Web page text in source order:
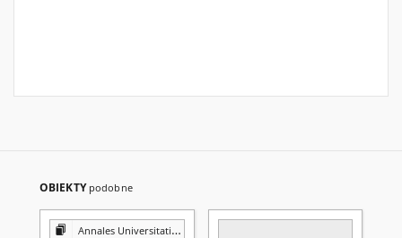
OBIEKTY podobne
Annales Universitatis Mariae Curie-Skłodowska. Sectio FF, Philologiae